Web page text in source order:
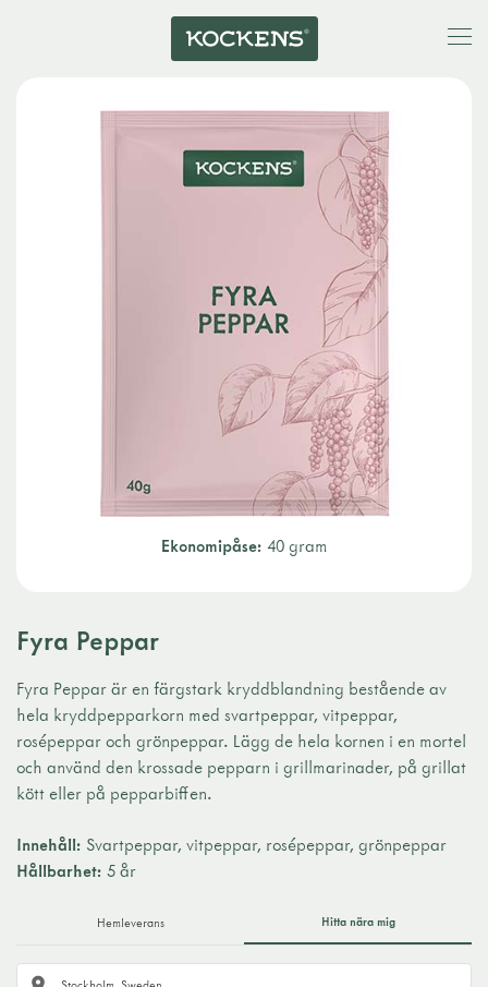
Ekonomipåse: 40 gram
Fyra Peppar
Fyra Peppar är en färgstark kryddblandning bestående av
hela kryddpepparkorn med svartpeppar, vitpeppar,
rosépeppar och grönpeppar. Lägg de hela kornen i en mortel
och använd den krossade pepparn i grillmarinader, på grillat
kött eller på pepparbiffen.
Innehåll: Svartpeppar, vitpeppar, rosépeppar, grönpeppar
Hållbarhet: 5 år
Hemleverans Hitta nära mig